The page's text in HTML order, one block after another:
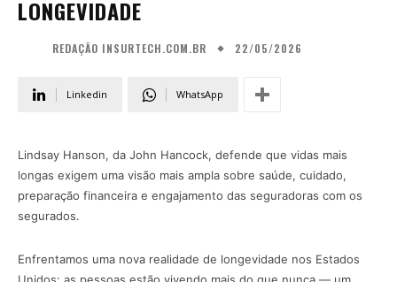
LONGEVIDADE
REDAÇÃO INSURTECH.COM.BR 22/05/2026
Linkedin WhatsApp
Lindsay Hanson, da John Hancock, defende que vidas mais
longas exigem uma visão mais ampla sobre saúde, cuidado,
preparação financeira e engajamento das seguradoras com os
segurados.
Enfrentamos uma nova realidade de longevidade nos Estados